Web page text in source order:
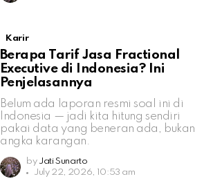
Karir
Berapa Tarif Jasa Fractional
Executive di Indonesia? Ini
Penjelasannya
Belum ada laporan resmi soal ini di
Indonesia — jadi kita hitung sendiri
pakai data yang beneran ada, bukan
angka karangan.
by Jati Sunarto
July 22, 2026, 10:53 am